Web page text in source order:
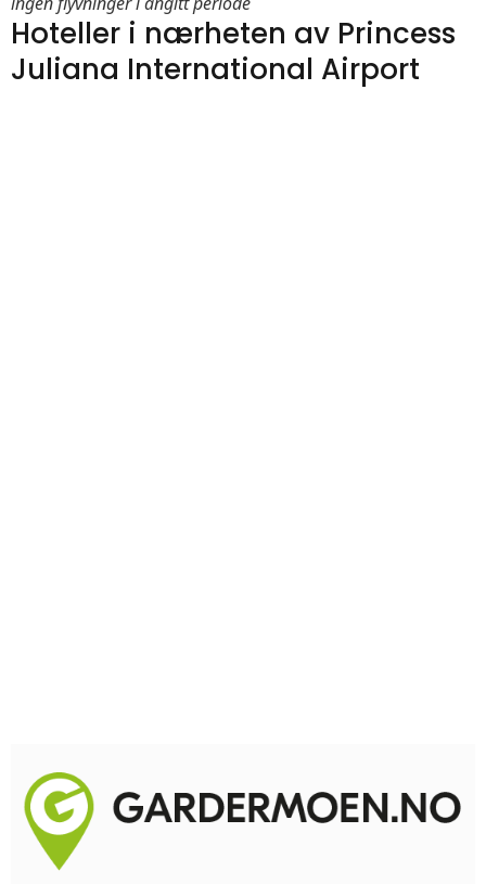
Hoteller i nærheten av Princess
Juliana International Airport